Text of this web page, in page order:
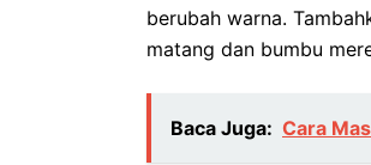
berubah warna.
matang dan bumbu
Baca Juga: Cara